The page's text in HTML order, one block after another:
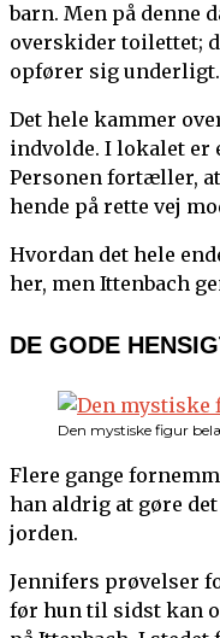
barn. Men på denne
overskider toilettet;
opfører sig underligt.
Det hele kammer
indvolde. I lokalet er
Personen fortæller,
hende på rette vej
Hvordan det hele
her, men Ittenbach
DE GODE
Den mystiske figur
Flere gange
han aldrig at gøre
jorden.
Jennifers prøvelser
før hun til sidst kan